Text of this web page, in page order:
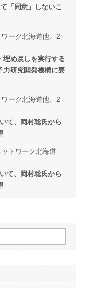
「同意」しないこ
ーク北海道他、2
埋め戻しを実行する
力研究開発機構に要
ーク北海道他、2
て、岡村聡氏から
トワーク北海道
て、岡村聡氏から